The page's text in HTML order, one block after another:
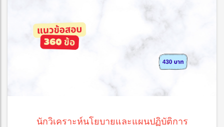
นักวิเคราะห์นโยบายและแผนปฏิบัติการ